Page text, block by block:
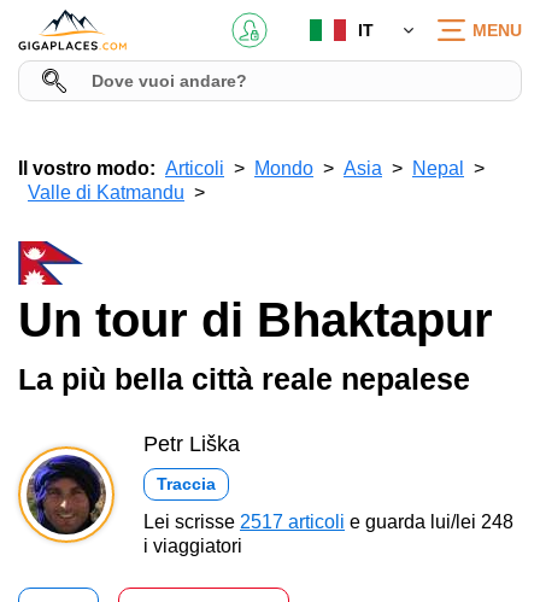
IT MENU
Il vostro modo: Articoli Mondo Asia
Nepal
Valle di Katmandu
Un tour di Bhaktapur
La più bella città reale nepalese
Petr Liška
Traccia
Lei scrisse 2517 articoli e guarda lui/lei 248
i viaggiatori